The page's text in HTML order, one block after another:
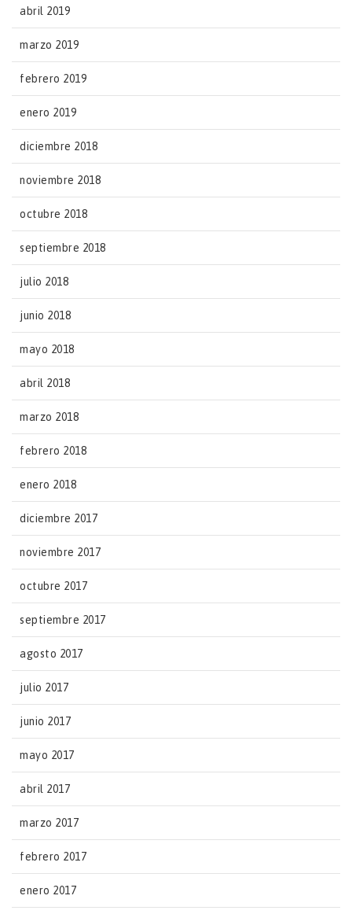
abril 2019
marzo 2019
febrero 2019
enero 2019
diciembre 2018
noviembre 2018
octubre 2018
septiembre 2018
julio 2018
junio 2018
mayo 2018
abril 2018
marzo 2018
febrero 2018
enero 2018
diciembre 2017
noviembre 2017
octubre 2017
septiembre 2017
agosto 2017
julio 2017
junio 2017
mayo 2017
abril 2017
marzo 2017
febrero 2017
enero 2017